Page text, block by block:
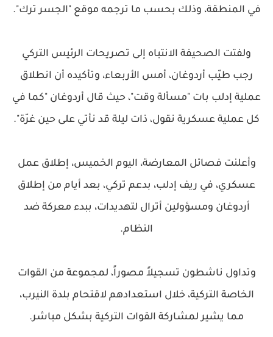
في المنطقة، وذلك بحسب ما ترجمه موقع "الجسر ترك".
ولفتت الصحيفة الانتباه إلى تصريحات الرئيس التركي
رجب طيّب أردوغان، أمس الأربعاء، وتأكيده أن انطلاق
عملية إدلب بات "مسألة وقت"، حيث قال أردوغان "كما في
كل عملية عسكرية نقول، ذات ليلة قد نأتي على حين غرّة".
وأعلنت فصائل المعارضة، اليوم الخميس، إطلاق عمل
عسكري، في ريف إدلب، بدعم تركي، بعد أيام من إطلاق
أردوغان ومسؤولين أترال لتهديدات، ببدء معركة ضد
النظام.
وتداول ناشطون تسجيلاً مصوراً، لمجموعة من القوات
الخاصة التركية، خلال استعدادهم لاقتحام بلدة النيرب،
مما يشير لمشاركة القوات التركية بشكل مباشر.